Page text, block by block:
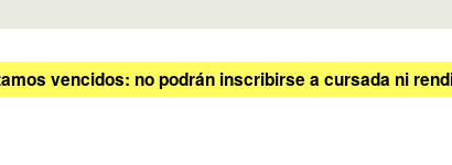
vencidos: no podrán inscribirse a cursada ni